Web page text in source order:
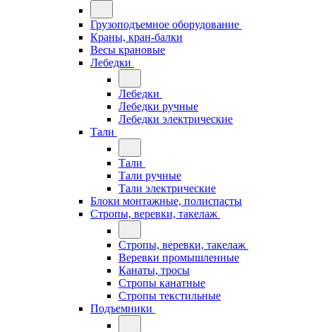
Грузоподъемное оборудование
Краны, кран-балки
Весы крановые
Лебедки
Лебедки
Лебедки ручные
Лебедки электрические
Тали
Тали
Тали ручные
Тали электрические
Блоки монтажные, полиспасты
Стропы, веревки, такелаж
Стропы, веревки, такелаж
Веревки промышленные
Канаты, тросы
Стропы канатные
Стропы текстильные
Подъемники